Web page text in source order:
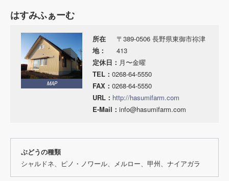
はすみふぁーむ
MAP
所在
地：
〒389-0506 長野県東御市祢津
413
定休日： 月〜金曜
TEL： 0268-64-5550
FAX： 0268-64-5550
URL： http://hasumifarm.com
E-Mail： info@hasumifarm.com
ぶどうの種類
シャルドネ、ピノ・ノワール、メルロー、甲州、ナイアガラ